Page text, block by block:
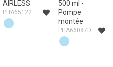
AIRLESS
PHA65122
500 ml -
Pompe
montée
PHA66087D